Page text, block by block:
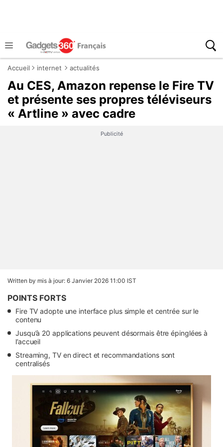
Accueil internet actualités
Au CES, Amazon repense le Fire TV
et présente ses propres téléviseurs
« Artline » avec cadre
Publicité
Written by mis à jour: 6 Janvier 2026 11:00 IST
POINTS FORTS
Fire TV adopte une interface plus simple et centrée sur le
contenu
Jusqu’à 20 applications peuvent désormais être épinglées à
l’accueil
Streaming, TV en direct et recommandations sont
centralisés